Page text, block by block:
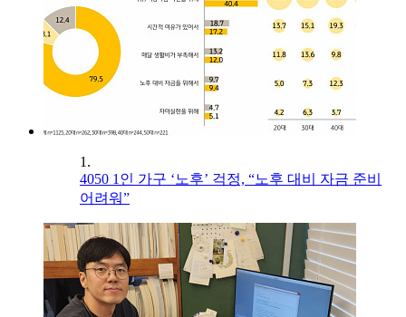
1.
4050 1인 가구 ‘노후’ 걱정, “노후 대비 자금 준비
어려워”